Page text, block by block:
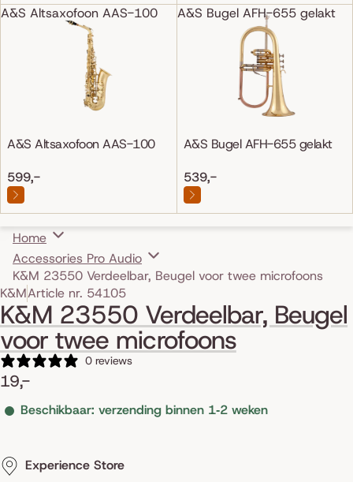
A&S Altsaxofoon AAS-100
A&S Altsaxofoon AAS-100
599,-
A&S Bugel AFH-655 gelakt
A&S Bugel AFH-655 gelakt
539,-
Home
Accessories Pro Audio
K&M 23550 Verdeelbar, Beugel voor twee microfoons
Skip to product information
K&MArticle nr. 54105
K&M 23550 Verdeelbar, Beugel
voor twee microfoons
0 reviews
19,-
Beschikbaar: verzending binnen 1‑2 weken
Experience Store